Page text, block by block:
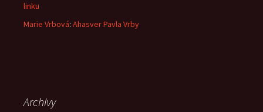
linku
Marie Vrbová: Ahasver Pavla Vrby
Archivy